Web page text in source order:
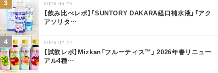
2026.06.25
【飲み比べレポ】「SUNTORY DAKARA経口補水液」「アク
アソリタ…
2026.02.27
【試飲レポ】Mizkan「フルーティス™」 2026年春リニュー
アル4種…